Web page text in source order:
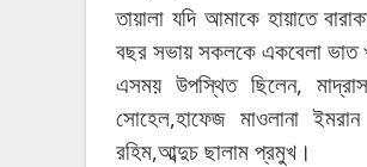
তায়ালা যদি আমাকে হায়াতে
বছর সভায় সকলকে একবেলা ভাত
এসময় উপস্থিত ছিলেন,
সোহেল,হাফেজ মাওলানা ইমরান
রহিম,আব্দুচ ছালাম প্রমুখ ।